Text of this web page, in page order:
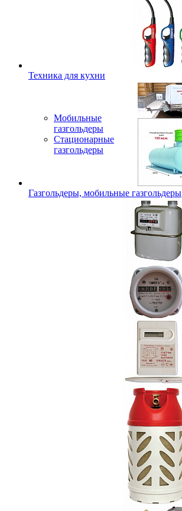
Техника для кухни
Мобильные
газгольдеры
Стационарные
газгольдеры
Газгольдеры, мобильные газгольдеры